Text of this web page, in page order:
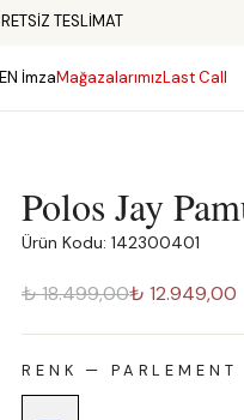
TESLİMAT
İmzaMağazalarımızLast Call
Polos Jay
Ürün Kodu: 142300401
₺ 18.499,00₺ 12.949,00
RENK — PARLEMENT